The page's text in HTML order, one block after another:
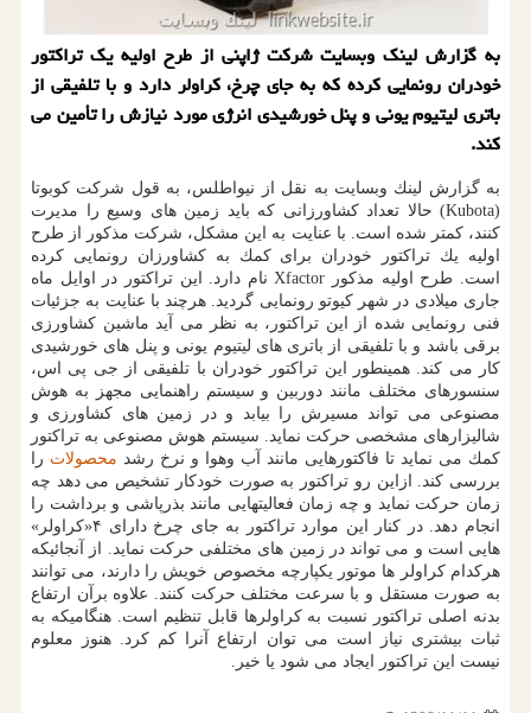
به گزارش لینك وبسایت شركت ژاپنی از طرح اولیه یك تراكتور
خودران رونمایی كرده كه به جای چرخ، كراولر دارد و با تلفیقی از
باتری لیتیوم یونی و پنل خورشیدی انرژی مورد نیازش را تأمین می
كند.
به گزارش لینك وبسایت به نقل از نیواطلس، به قول شركت كوبوتا
(Kubota) حالا تعداد كشاورزانی كه باید زمین های وسیع را مدیرت
كنند، كمتر شده است. با عنایت به این مشكل، شركت مذكور از طرح
اولیه یك تراكتور خودران برای كمك به كشاورزان رونمایی كرده
است. طرح اولیه مذكور Xfactor نام دارد. این تراكتور در اوایل ماه
جاری میلادی در شهر كیوتو رونمایی گردید. هرچند با عنایت به جزئیات
فنی رونمایی شده از این تراكتور، به نظر می آید ماشین كشاورزی
برقی باشد و با تلفیقی از باتری های لیتیوم یونی و پنل های خورشیدی
كار می كند. همینطور این تراكتور خودران با تلفیقی از جی پی اس،
سنسورهای مختلف مانند دوربین و سیستم راهنمایی مجهز به هوش
مصنوعی می تواند مسیرش را بیابد و در زمین های كشاورزی و
شالیزارهای مشخصی حركت نماید. سیستم هوش مصنوعی به تراكتور
كمك می نماید تا فاكتورهایی مانند آب وهوا و نرخ رشد محصولات را
بررسی كند. ازاین رو تراكتور به صورت خودكار تشخیص می دهد چه
زمان حركت نماید و چه زمان فعالیتهایی مانند بذرپاشی و برداشت را
انجام دهد. در كنار این موارد تراكتور به جای چرخ دارای ۴«كراولر»
هایی است و می تواند در زمین های مختلفی حركت نماید. از آنجائیكه
هركدام كراولر ها موتور یكپارچه مخصوص خویش را دارند، می توانند
به صورت مستقل و با سرعت مختلف حركت كنند. علاوه برآن ارتفاع
بدنه اصلی تراكتور نسبت به كراولرها قابل تنظیم است. هنگامیكه به
ثبات بیشتری نیاز است می توان ارتفاع آنرا كم كرد. هنوز معلوم
نیست این تراكتور ایجاد می شود یا خیر.